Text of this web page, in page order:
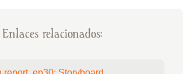
Enlaces relacionados: